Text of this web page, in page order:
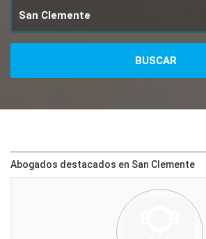
Abogados destacados en San Clemente